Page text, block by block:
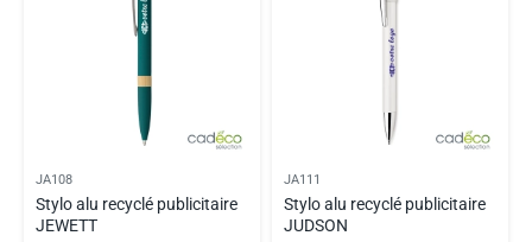
JA108
Stylo alu recyclé publicitaire
JEWETT
JA111
Stylo alu recyclé publicitaire
JUDSON